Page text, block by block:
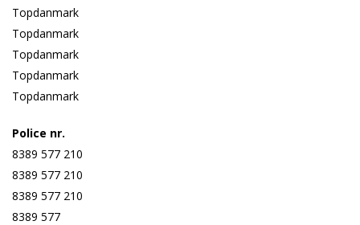
Topdanmark
Topdanmark
Topdanmark
Topdanmark
Topdanmark
Police nr.
8389 577 210
8389 577 210
8389 577 210
8389 577